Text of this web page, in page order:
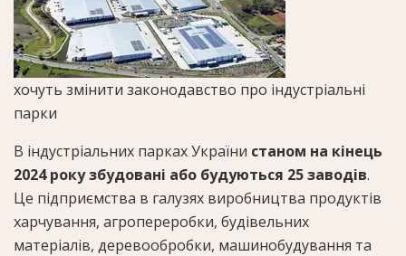
хочуть змінити законодавство про індустріальні
парки
В індустріальних парках України станом на кінець
2024 року збудовані або будуються 25 заводів.
Це підприємства в галузях виробництва продуктів
харчування, агропереробки, будівельних
матеріалів, деревообробки, машинобудування та